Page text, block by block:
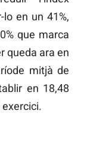
lo en un 41%,
que marca
queda ara en
mitjà de
en 18,48